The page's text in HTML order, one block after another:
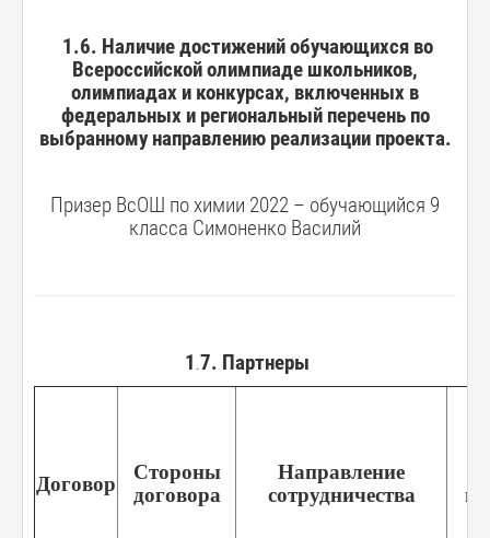
1.6. Наличие достижений обучающихся во
Всероссийской олимпиаде школьников,
олимпиадах и конкурсах, включенных в
федеральных и региональный перечень по
выбранному направлению реализации проекта.
Призер ВсОШ по химии 2022 – обучающийся 9
класса Симоненко Василий
1 .7. Партнеры
Договор
Стороны
договора
Направление
сотрудничества